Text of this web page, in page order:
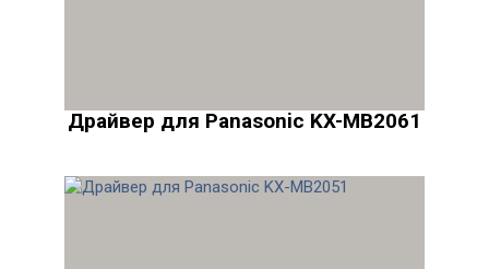
Драйвер для Panasonic KX-MB2061